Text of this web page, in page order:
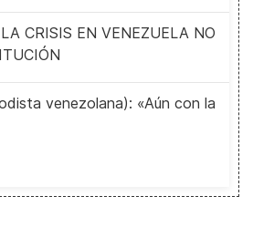
CRISIS EN VENEZUELA NO
venezolana): «Aún con la